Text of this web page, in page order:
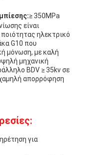
≥ 350MPa
είναι
ηλεκτρικό
G10 που
μόνωση, με καλή
μηχανική
BDV ≥ 35kv σε
απορρόφηση
για